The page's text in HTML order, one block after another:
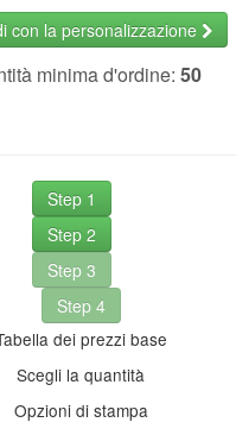
con la personalizzazione
minima d'ordine: 50
Step 1
Step 2
Step 3
Step 4
dei prezzi base
Scegli la quantità
Opzioni di stampa